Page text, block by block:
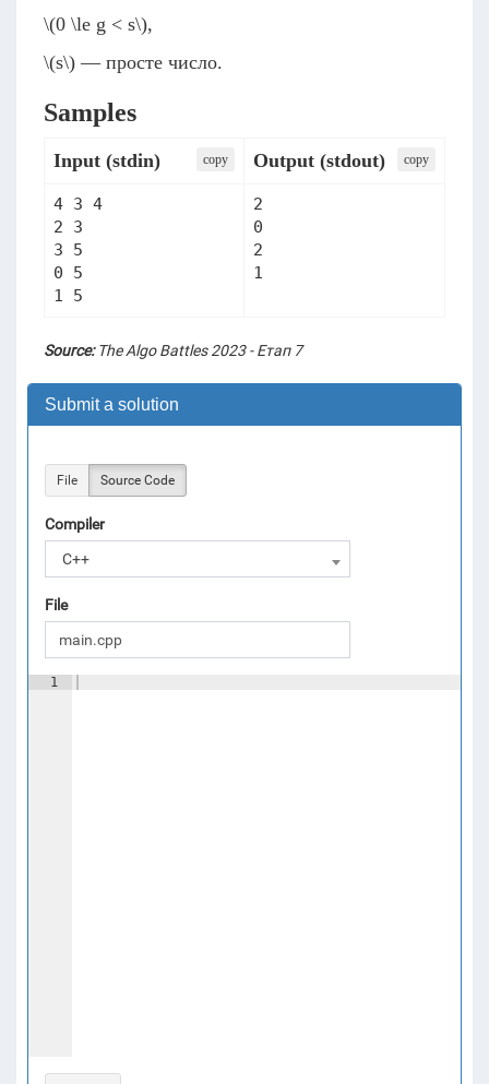
\(0 \le g < s\),
\(s\) — просте число.
Samples
Input (stdin) сopy Output (stdout) сopy
4 3 4
2 3
3 5
0 5
1 5
2
0
2
1
Source:The Algo Battles 2023 - Етап 7
Submit a solution
File Source Code
Compiler
C++
File
1